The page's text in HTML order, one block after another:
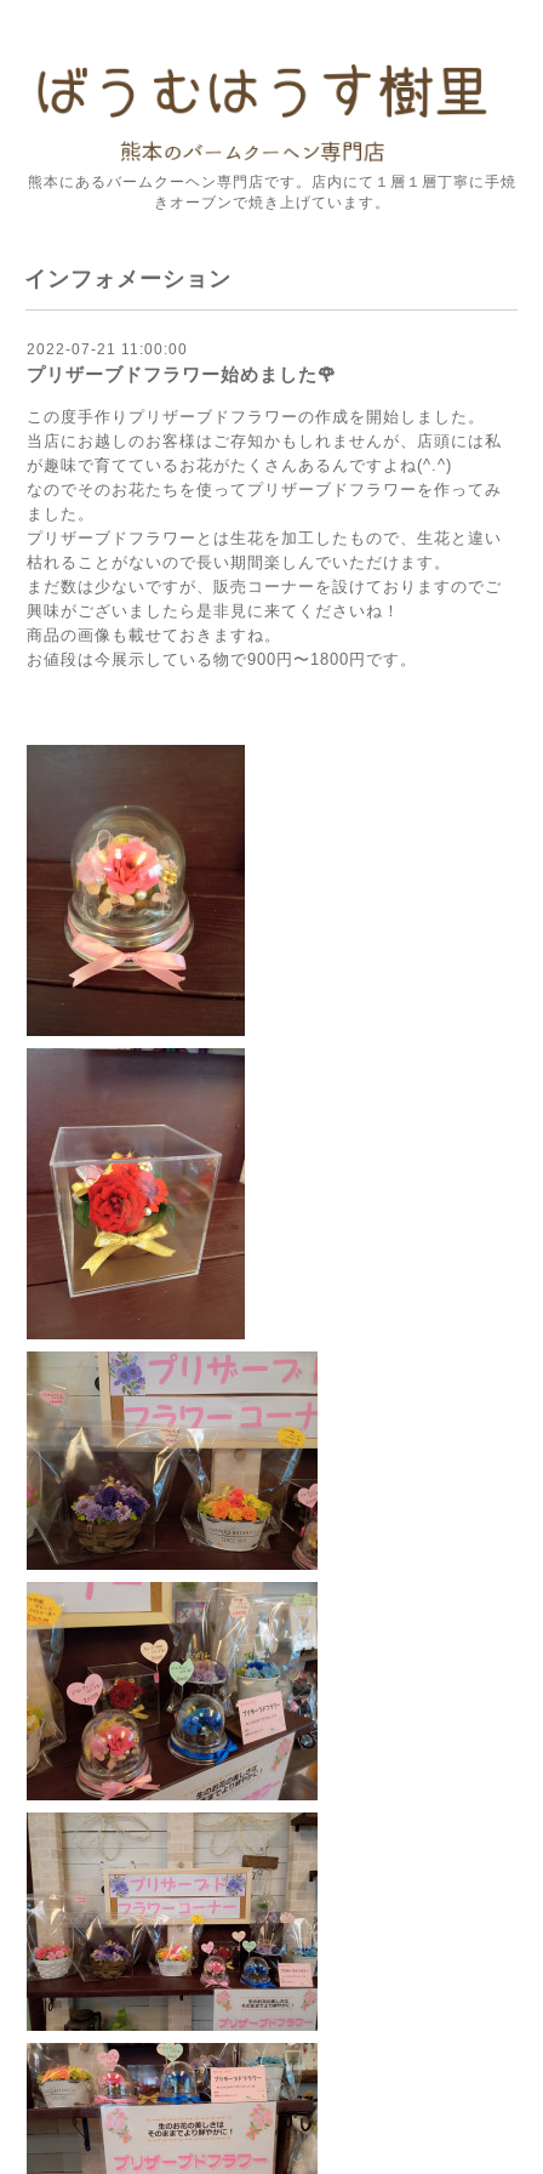
熊本にあるバームクーヘン専門店です。店内にて１層１層丁寧に手焼
きオーブンで焼き上げています。
インフォメーション
2022-07-21 11:00:00
プリザーブドフラワー始めました🌹
この度手作りプリザーブドフラワーの作成を開始しました。
当店にお越しのお客様はご存知かもしれませんが、店頭には私
が趣味で育てているお花がたくさんあるんですよね(^.^)
なのでそのお花たちを使ってプリザーブドフラワーを作ってみ
ました。
プリザーブドフラワーとは生花を加工したもので、生花と違い
枯れることがないので長い期間楽しんでいただけます。
まだ数は少ないですが、販売コーナーを設けておりますのでご
興味がございましたら是非見に来てくださいね！
商品の画像も載せておきますね。
お値段は今展示している物で900円〜1800円です。